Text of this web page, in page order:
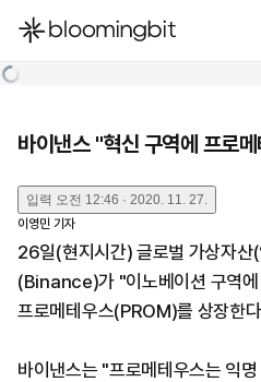
한국어
바이낸스 "혁신 구역에 프로
입력 오전 12:46 · 2020. 11. 27.
이영민 기자
26일(현지시간) 글로벌 가상자산
(Binance)가 "이노베이션 구역에
프로메테우스(PROM)를 상장한
바이낸스는 "프로메테우스는 익